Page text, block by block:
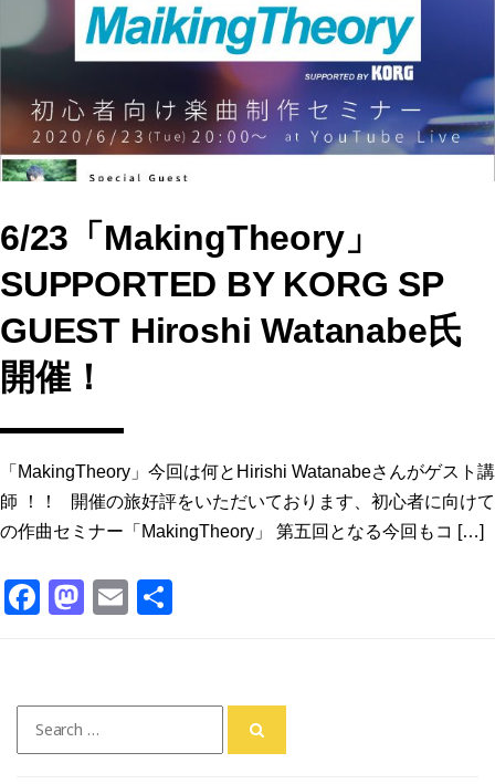
o
o
k
o
n
6/23「MakingTheory」
SUPPORTED BY KORG SP
GUEST Hiroshi Watanabe氏
開催！
「MakingTheory」今回は何とHirishi Watanabeさんがゲスト講
師 ！！ 開催の旅好評をいただいております、初心者に向けて
の作曲セミナー「MakingTheory」 第五回となる今回もコ […]
F
e
b
M
o
d
E
l
for: